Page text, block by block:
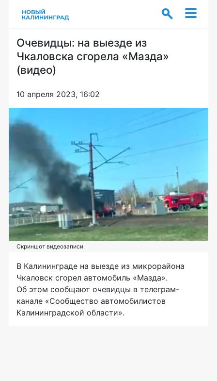
Очевидцы: на выезде из
Чкаловска сгорела «Мазда»
(видео)
10 апреля 2023, 16:02
Скриншот видеозаписи
В Калининграде на выезде из микрорайона
Чкаловск сгорел автомобиль «Мазда».
Об этом сообщают очевидцы в телеграм-
канале «Сообщество автомобилистов
Калининградской области».